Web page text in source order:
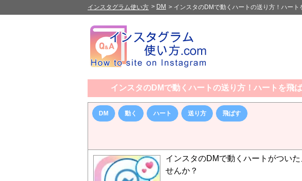
インスタグラム使い方 > DM > インスタのDMで動くハートの送り方！ハー
インスタのDMで動くハートの送り方！ハートを飛
DM 動く ハート 送り方 飛ばす
インスタのDMで動くハートがつい
せんか？